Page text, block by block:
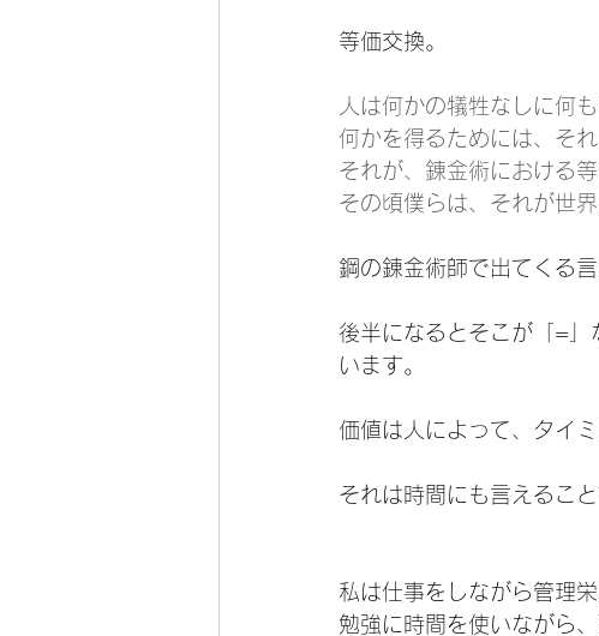
等価交換。
人は何かの犠牲なしに何
何かを得るためには、そ
それが、錬金術における
その頃僕らは、それが世
鋼の錬金術師で出てくる
後半になるとそこが「=」
います。
価値は人によって、タイ
それは時間にも言えること
私は仕事をしながら管理
勉強に時間を使いながら、